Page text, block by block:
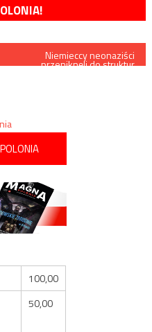
Niemieccy neonaziści
przeniknęli do struktur
100,00
50,00